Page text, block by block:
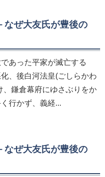
なぜ大友氏が豊後の
あった平家が滅亡する
、後白河法皇(ごしらかわ
、鎌倉幕府にゆさぶりをか
行かず、義経...
なぜ大友氏が豊後の